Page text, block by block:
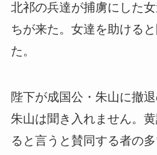
北祁の兵達が捕虜にした
ちが来た。女達を助ける
た。
陛下が成国公・朱山に撤
朱山は聞き入れません。
ると言うと賛同する者の